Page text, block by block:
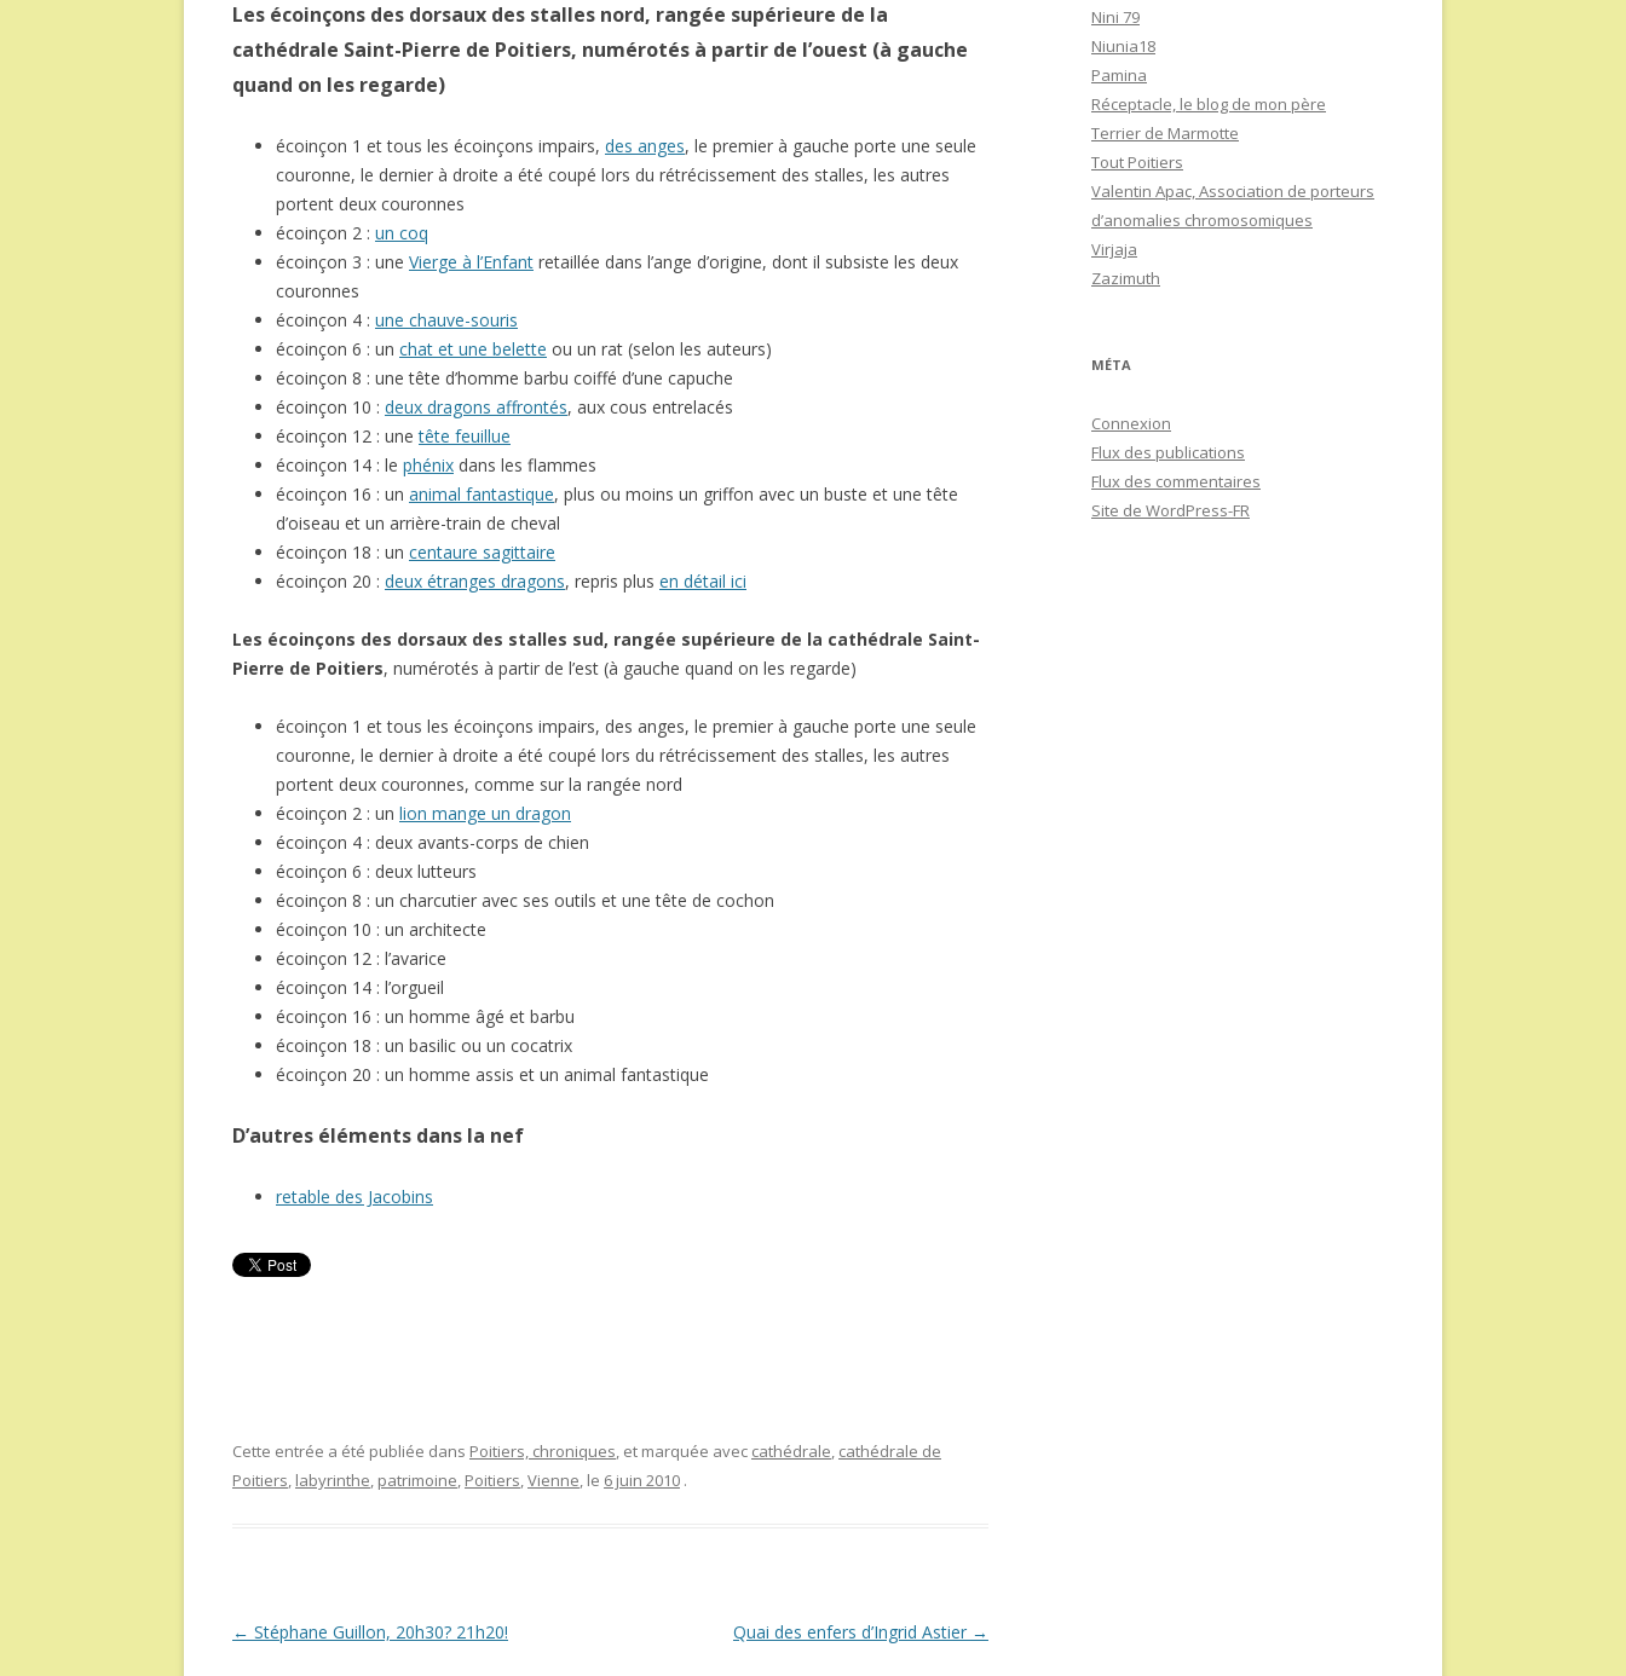
Les écoinçons des dorsaux des stalles nord, rangée supérieure de la
cathédrale Saint-Pierre de Poitiers, numérotés à partir de l’ouest (à gauche
quand on les regarde)
écoinçon 1 et tous les écoinçons impairs, des anges, le premier à gauche porte une seule
couronne, le dernier à droite a été coupé lors du rétrécissement des stalles, les autres
portent deux couronnes
écoinçon 2 : un coq
écoinçon 3 : une Vierge à l’Enfant retaillée dans l’ange d’origine, dont il subsiste les deux
couronnes
écoinçon 4 : une chauve-souris
écoinçon 6 : un chat et une belette ou un rat (selon les auteurs)
écoinçon 8 : une tête d’homme barbu coiffé d’une capuche
écoinçon 10 : deux dragons affrontés, aux cous entrelacés
écoinçon 12 : unetête feuillue
écoinçon 14 : le phénix dans les flammes
écoinçon 16 : un animal fantastique, plus ou moins un griffon avec un buste et une tête
d’oiseau et un arrière-train de cheval
écoinçon 18 : un centaure sagittaire
écoinçon 20 : deux étranges dragons, repris plus en détail ici
Les écoinçons des dorsaux des stalles sud, rangée supérieure de la cathédrale Saint-
Pierre de Poitiers, numérotés à partir de l’est (à gauche quand on les regarde)
écoinçon 1 et tous les écoinçons impairs, des anges, le premier à gauche porte une seule
couronne, le dernier à droite a été coupé lors du rétrécissement des stalles, les autres
portent deux couronnes, comme sur la rangée nord
écoinçon 2 : un lion mange un dragon
écoinçon 4 : deux avants-corps de chien
écoinçon 6 : deux lutteurs
écoinçon 8 : un charcutier avec ses outils et une tête de cochon
écoinçon 10 : un architecte
écoinçon 12 : l’avarice
écoinçon 14 : l’orgueil
écoinçon 16 : un homme âgé et barbu
écoinçon 18 : un basilic ou un cocatrix
écoinçon 20 : un homme assis et un animal fantastique
D’autres éléments dans la nef
retable des Jacobins
Cette entrée a été publiée dans Poitiers, chroniques, et marquée avec cathédrale, cathédrale de
Poitiers, labyrinthe, patrimoine, Poitiers,Vienne, le 6 juin 2010 .
Navigation
← Stéphane Guillon, 20h30? 21h20! Quai des enfers d’Ingrid Astier →
Nini 79
Niunia18
Pamina
Réceptacle, le blog de mon père
Terrier de Marmotte
Tout Poitiers
Valentin Apac, Association de porteurs
d’anomalies chromosomiques
Virjaja
Zazimuth
MÉTA
Connexion
Flux des publications
Flux des commentaires
Site de WordPress-FR